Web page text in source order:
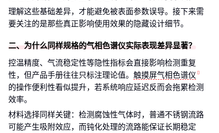
理解这些基础差异，才能避免被表面参数误导。接下来需
要关注的是那些真正影响使用效果的隐藏设计细节。
二、为什么同样规格的气相色谱仪实际表现差异显著？
控温精度、气流稳定性等隐性指标会直接影响检测重复
性，但产品手册往往只标注理论值。 触摸屏气相色谱仪
的操作便利性看似提升，若系统响应延迟反而会拖累检测
效率。
材料选择同样关键：检测腐蚀性气体时，普通不锈钢流路
可能产生吸附效应，而钝化处理的流路能保证长期稳定